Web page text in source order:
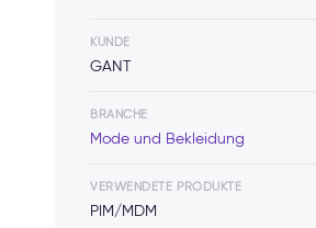
KUNDE
GANT
BRANCHE
Mode und Bekleidung
VERWENDETE PRODUKTE
PIM/MDM